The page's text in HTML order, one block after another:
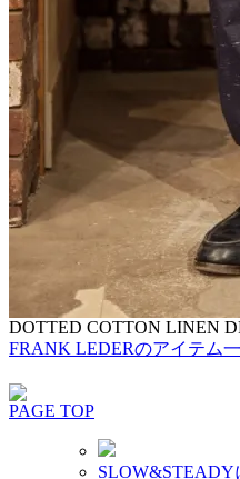
DOTTED COTTON LINEN
FRANK LEDERのアイテム
PAGE TOP
SLOW&STEADY